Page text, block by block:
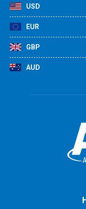
USD
EUR
GBP
AUD